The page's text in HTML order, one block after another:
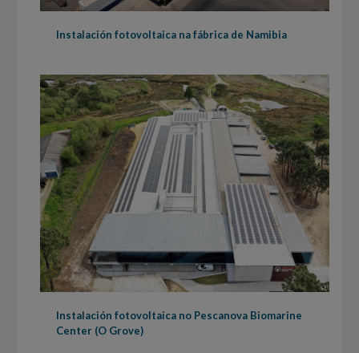
Instalación fotovoltaica na fábrica de Namibia
Instalación fotovoltaica no Pescanova Biomarine
Center (O Grove)